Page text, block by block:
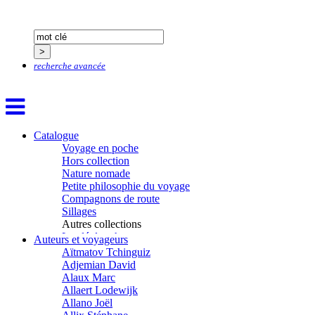
recherche avancée
Catalogue
Voyage en poche
Hors collection
Nature nomade
Petite philosophie du voyage
Compagnons de route
Sillages
Autres collections
La clé des champs
Chemins d’étoiles
Visions
Auteurs et voyageurs
Aïtmatov Tchinguiz
Adjemian David
Alaux Marc
Allaert Lodewijk
Allano Joël